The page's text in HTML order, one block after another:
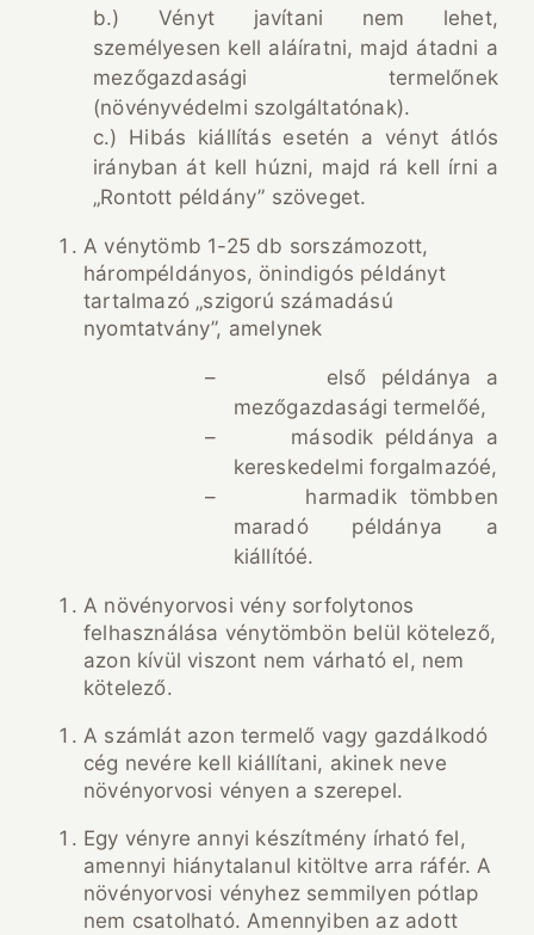
b.) Vényt javítani nem lehet,
személyesen kell aláíratni, majd átadni a
mezőgazdasági termelőnek
(növényvédelmi szolgáltatónak).
c.) Hibás kiállítás esetén a vényt átlós
irányban át kell húzni, majd rá kell írni a
„Rontott példány” szöveget.
A vénytömb 1-25 db sorszámozott,
hárompéldányos, önindigós példányt
tartalmazó „szigorú számadású
nyomtatvány”, amelynek
–
első példánya a
mezőgazdasági termelőé,
–
második példánya a
kereskedelmi forgalmazóé,
–
harmadik tömbben
maradó példánya a
kiállítóé.
A növényorvosi vény sorfolytonos
felhasználása vénytömbön belül kötelező,
azon kívül viszont nem várható el, nem
kötelező.
A számlát azon termelő vagy gazdálkodó
cég nevére kell kiállítani, akinek neve
növényorvosi vényen a szerepel.
Egy vényre annyi készítmény írható fel,
amennyi hiánytalanul kitöltve arra ráfér. A
növényorvosi vényhez semmilyen pótlap
nem csatolható. Amennyiben az adott